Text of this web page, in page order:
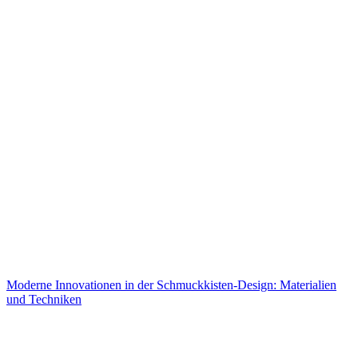
Moderne Innovationen in der Schmuckkisten-Design: Materialien
und Techniken